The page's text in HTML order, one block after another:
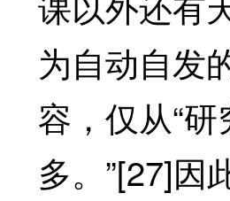
为自动自发
容，仅从“
多。”[27]因